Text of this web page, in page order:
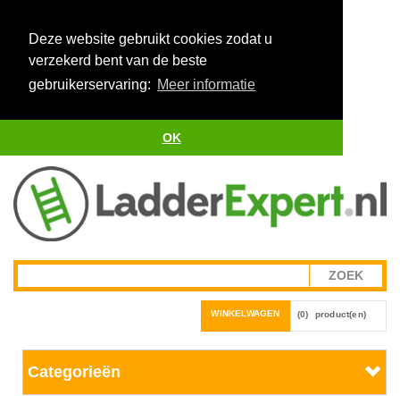
Deze website gebruikt cookies zodat u
verzekerd bent van de beste
gebruikerservaring: Meer informatie
OK
WINKELWAGEN (0) product(en)
Categorieën